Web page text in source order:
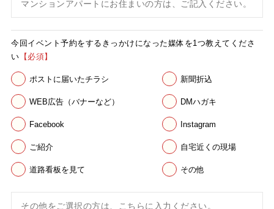
今回イベント予約をする きっかけになった媒体を1つ教えてくださ
い 【必須】
ポストに届いたチラシ 新聞折込
WEB広告（バナーなど） DMハガキ
Facebook Instagram
ご紹介 自宅近くの現場
道路看板を見て その他